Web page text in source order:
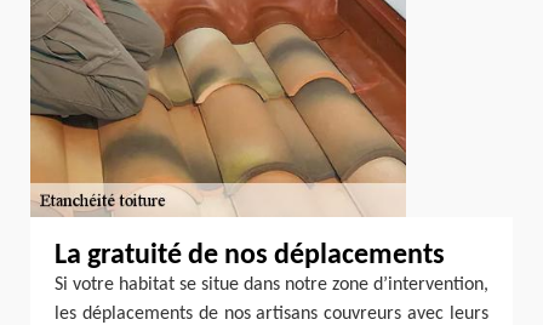
La gratuité de nos déplacements
Si votre habitat se situe dans notre zone d’intervention,
les déplacements de nos artisans couvreurs avec leurs